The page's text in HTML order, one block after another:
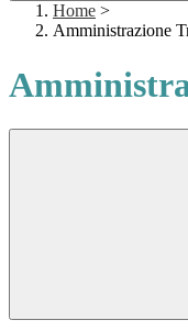
Home >
Amministrazione